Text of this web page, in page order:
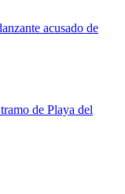
acusado de
de Playa del